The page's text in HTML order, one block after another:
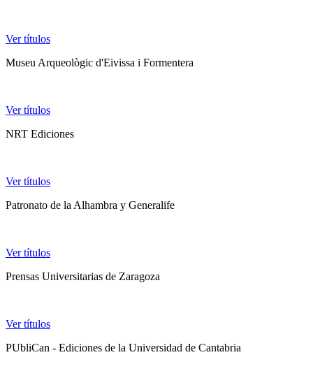
Ver títulos
Museu Arqueològic d'Eivissa i Formentera
Ver títulos
NRT Ediciones
Ver títulos
Patronato de la Alhambra y Generalife
Ver títulos
Prensas Universitarias de Zaragoza
Ver títulos
PUbliCan - Ediciones de la Universidad de Cantabria